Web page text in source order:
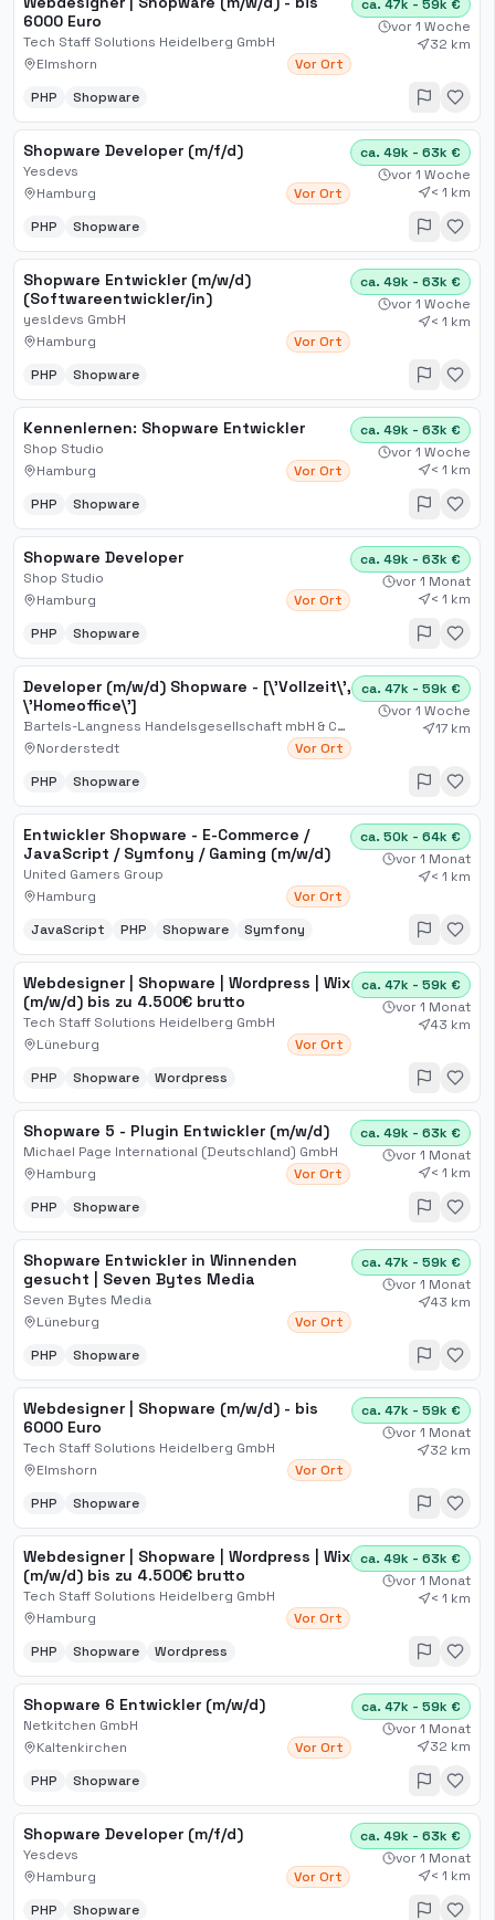
6000 Euro
Tech Staff Solutions Heidelberg GmbH
Elmshorn
Vor Ort
ca. 47k - 59k €
vor 1 Woche
32 km
PHP Shopware
Shopware Developer (m/f/d)
Yesdevs
Hamburg
Vor Ort
ca. 49k - 63k €
vor 1 Woche
< 1 km
PHP
Shopware
Shopware Entwickler (m/w/d)
(Softwareentwickler/in)
yes!devs GmbH
Hamburg
Vor Ort
ca. 49k - 63k €
vor 1 Woche
< 1 km
PHP Shopware
Kennenlernen: Shopware Entwickler
Shop Studio
Hamburg
Vor Ort
ca. 49k - 63k €
vor 1 Woche
< 1 km
PHP
Shopware
Shopware Developer
Shop Studio
Hamburg
Vor Ort
ca. 49k - 63k €
vor 1 Monat
< 1 km
PHP
Shopware
Developer (m/w/d) Shopware - [\'Vollzeit\',
\'Homeoffice\']
Bartels-Langness Handelsgesellschaft mbH & Co. KG
Norderstedt
Vor Ort
ca. 47k - 59k €
vor 1 Woche
17 km
PHP Shopware
Entwickler Shopware - E-Commerce /
JavaScript / Symfony / Gaming (m/w/d)
United Gamers Group
Hamburg
Vor Ort
ca. 50k - 64k €
vor 1 Monat
< 1 km
JavaScript PHP Shopware Symfony
Webdesigner | Shopware | Wordpress | Wix
(m/w/d) bis zu 4.500€ brutto
Tech Staff Solutions Heidelberg GmbH
Lüneburg
Vor Ort
ca. 47k - 59k €
vor 1 Monat
43 km
PHP Shopware Wordpress
Shopware 5 - Plugin Entwickler (m/w/d)
Michael Page International (Deutschland) GmbH
Hamburg
Vor Ort
ca. 49k - 63k €
vor 1 Monat
< 1 km
PHP
Shopware
Shopware Entwickler in Winnenden
gesucht | Seven Bytes Media
Seven Bytes Media
Lüneburg
Vor Ort
ca. 47k - 59k €
vor 1 Monat
43 km
PHP Shopware
Webdesigner | Shopware (m/w/d) - bis
6000 Euro
Tech Staff Solutions Heidelberg GmbH
Elmshorn
Vor Ort
ca. 47k - 59k €
vor 1 Monat
32 km
PHP Shopware
Webdesigner | Shopware | Wordpress | Wix
(m/w/d) bis zu 4.500€ brutto
Tech Staff Solutions Heidelberg GmbH
Hamburg
Vor Ort
ca. 49k - 63k €
vor 1 Monat
< 1 km
PHP Shopware Wordpress
Shopware 6 Entwickler (m/w/d)
Netkitchen GmbH
Kaltenkirchen
Vor Ort
ca. 47k - 59k €
vor 1 Monat
32 km
PHP
Shopware
Shopware Developer (m/f/d)
Yesdevs
Hamburg
Vor Ort
ca. 49k - 63k €
vor 1 Monat
< 1 km
PHP
Shopware